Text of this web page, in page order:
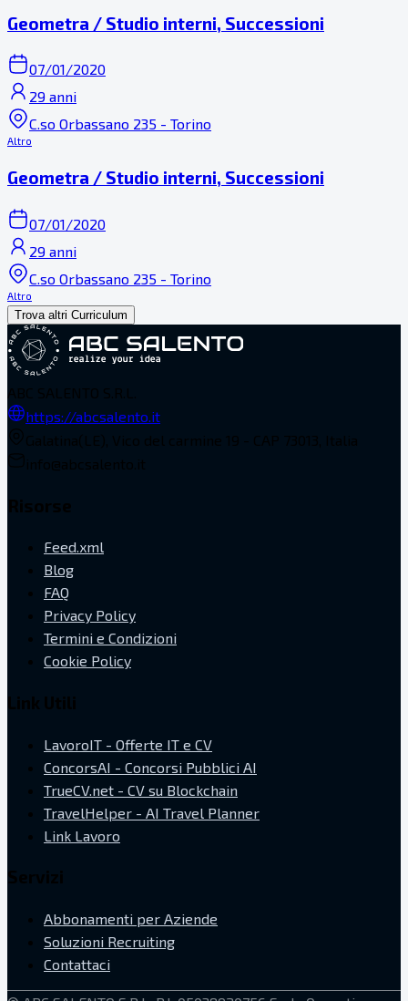
Geometra / Studio interni, Successioni
07/01/2020
29 anni
C.so Orbassano 235 - Torino
Altro
Geometra / Studio interni, Successioni
07/01/2020
29 anni
C.so Orbassano 235 - Torino
Altro
Trova altri Curriculum
https://abcsalento.it
Feed.xml
Blog
FAQ
Privacy Policy
Termini e Condizioni
Cookie Policy
LavoroIT - Offerte IT e CV
ConcorsAI - Concorsi Pubblici AI
TrueCV.net - CV su Blockchain
TravelHelper - AI Travel Planner
Link Lavoro
Abbonamenti per Aziende
Soluzioni Recruiting
Contattaci